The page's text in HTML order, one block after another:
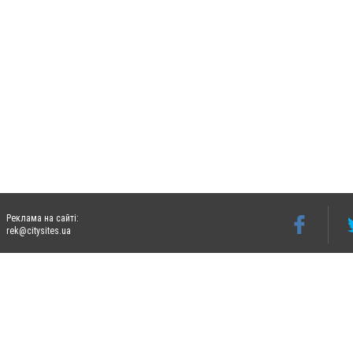
Реклама на сайті:
rek@citysites.ua